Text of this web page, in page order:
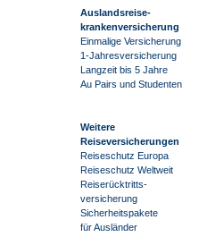
Auslandsreise-
krankenversicherung
Einmalige Versicherung
1-Jahresversicherung
Langzeit bis 5 Jahre
Au Pairs und Studenten
Weitere
Reiseversicherungen
Reiseschutz Europa
Reiseschutz Weltweit
Reiserücktritts-
versicherung
Sicherheitspakete
für Ausländer